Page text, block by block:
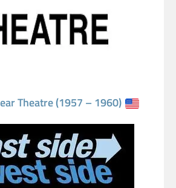
Theatre (1957 – 1960)